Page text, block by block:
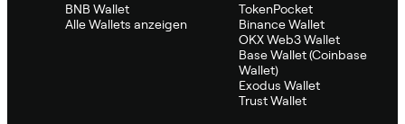
BNB Wallet
Alle Wallets anzeigen
TokenPocket
Binance Wallet
OKX Web3 Wallet
Base Wallet (Coinbase
Wallet)
Exodus Wallet
Trust Wallet